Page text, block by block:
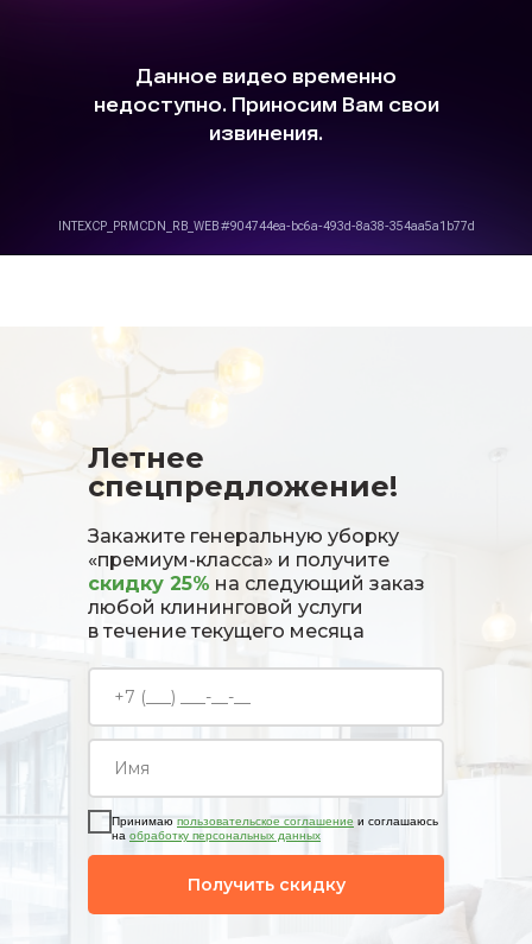
Летнее
спецпредложение!
Принимаю пользовательское соглашение и соглашаюсь
на обработку персональных данных
Получить скидку
Закажите генеральную уборку
«премиум-класса» и получите
скидку 25% на следующий заказ
любой клининговой услуги
в течение текущего месяца